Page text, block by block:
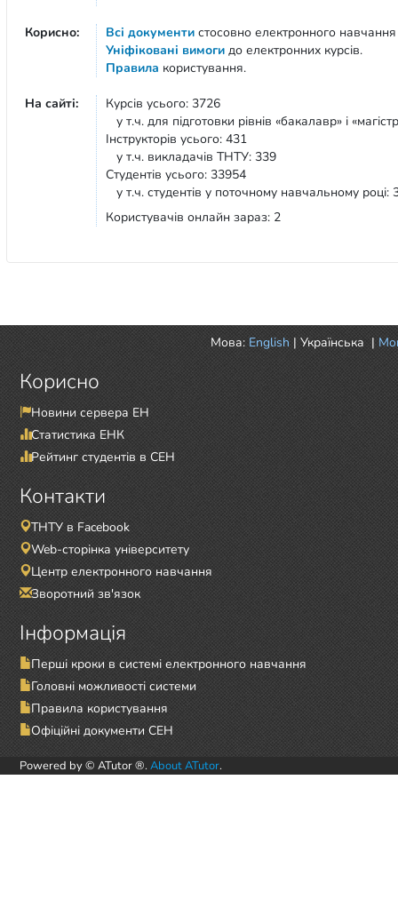
Корисно: Всі документи стосовно електронного
Уніфіковані вимоги до електронних курсів.
Правила користування.
На сайті:
Курсів усього: 3726
у т.ч. для підготовки рівнів «бакалавр» і
Інструкторів усього: 431
у т.ч. викладачів ТНТУ: 339
Студентів усього: 33954
у т.ч. студентів у поточному навчальному році:
Користувачів онлайн зараз: 2
Мова: English | Українська |
Корисно
Новини сервера ЕН
Статистика ЕНК
Рейтинг студентів в СЕН
Контакти
ТНТУ в Facebook
Web-сторінка університету
Центр електронного навчання
Зворотний зв'язок
Інформація
Перші кроки в системі електронного навчання
Головні можливості системи
Правила користування
Офіційні документи СЕН
Powered by © ATutor ®. About ATutor.